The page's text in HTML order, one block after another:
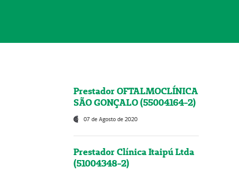
Prestador OFTALMOCLÍNICA
SÃO GONÇALO (55004164-2)
07 de Agosto de 2020
Prestador Clínica Itaipú Ltda
(51004348-2)